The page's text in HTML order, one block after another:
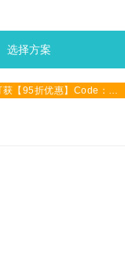
选择方案
【95折优惠】Code：